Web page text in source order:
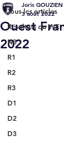
Tous les articles
Résultats du WE
N3
R1
R2
R3
D1
D2
D3
Ouest
2022
Joris GOUZIEN
3 août 2022